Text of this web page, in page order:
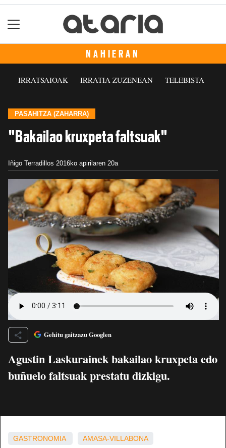
NAHIERAN
IRRATSAIOAK IRRATIA ZUZENEAN TELEBISTA
PASAHITZA (ZAHARRA)
"Bakailao kruxpeta faltsuak"
Iñigo Terradillos 2016ko apirilaren 20a
Gehitu gaitzazu Googlen
Agustin Laskurainek bakailao kruxpeta edo
buñuelo faltsuak prestatu dizkigu.
GASTRONOMIA AMASA-VILLABONA